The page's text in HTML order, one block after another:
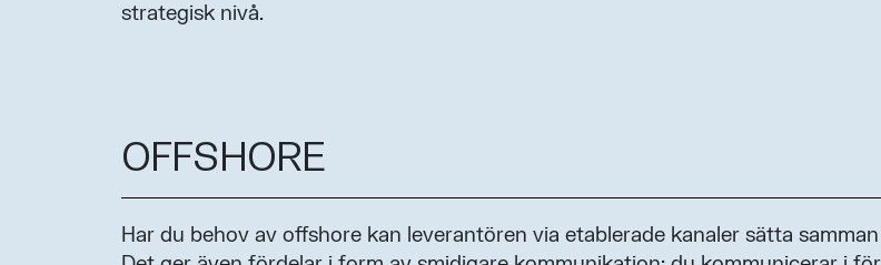
strategisk nivå.
OFFSHORE
Har du behov av offshore kan leverantören via etablerade kanaler sätta